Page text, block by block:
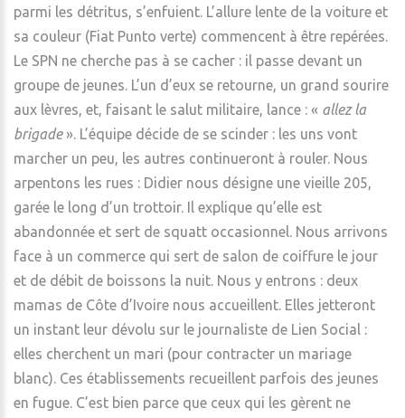
parmi les détritus, s’enfuient. L’allure lente de la voiture et
sa couleur (Fiat Punto verte) commencent à être repérées.
Le SPN ne cherche pas à se cacher : il passe devant un
groupe de jeunes. L’un d’eux se retourne, un grand sourire
aux lèvres, et, faisant le salut militaire, lance : « allez la
brigade ». L’équipe décide de se scinder : les uns vont
marcher un peu, les autres continueront à rouler. Nous
arpentons les rues : Didier nous désigne une vieille 205,
garée le long d’un trottoir. Il explique qu’elle est
abandonnée et sert de squatt occasionnel. Nous arrivons
face à un commerce qui sert de salon de coiffure le jour
et de débit de boissons la nuit. Nous y entrons : deux
mamas de Côte d’Ivoire nous accueillent. Elles jetteront
un instant leur dévolu sur le journaliste de Lien Social :
elles cherchent un mari (pour contracter un mariage
blanc). Ces établissements recueillent parfois des jeunes
en fugue. C’est bien parce que ceux qui les gèrent ne